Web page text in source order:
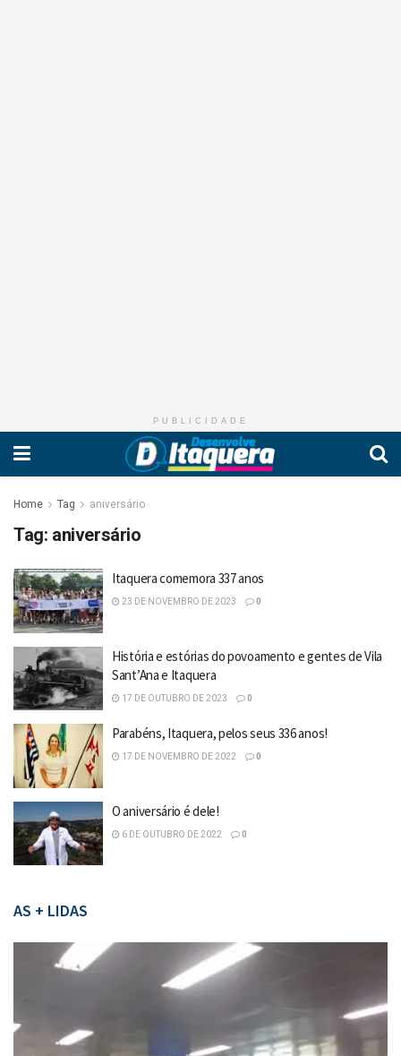
PUBLICIDADE
Home Tag aniversário
Tag: aniversário
Itaquera comemora 337 anos
23 DE NOVEMBRO DE 2023 0
História e estórias do povoamento e gentes de Vila
Sant’Ana e Itaquera
17 DE OUTUBRO DE 2023 0
Parabéns, Itaquera, pelos seus 336 anos!
17 DE NOVEMBRO DE 2022 0
O aniversário é dele!
6 DE OUTUBRO DE 2022 0
AS + LIDAS